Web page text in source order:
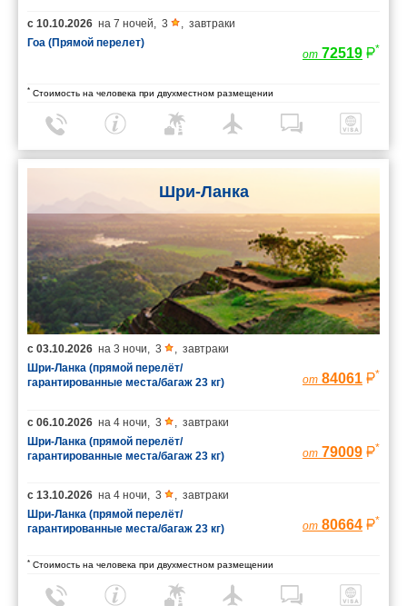
с 10.10.2026 на 7 ночей, 3 , завтраки
Гоа (Прямой перелет)
от 72519 *
* Стоимость на человека при двухместном размещении
Шри-Ланка
с 03.10.2026 на 3 ночи, 3 , завтраки
Шри-Ланка (прямой перелёт/
гарантированные места/багаж 23 кг)
от 84061 *
с 06.10.2026 на 4 ночи, 3 , завтраки
Шри-Ланка (прямой перелёт/
гарантированные места/багаж 23 кг)
от 79009 *
с 13.10.2026 на 4 ночи, 3 , завтраки
Шри-Ланка (прямой перелёт/
гарантированные места/багаж 23 кг)
от 80664 *
* Стоимость на человека при двухместном размещении